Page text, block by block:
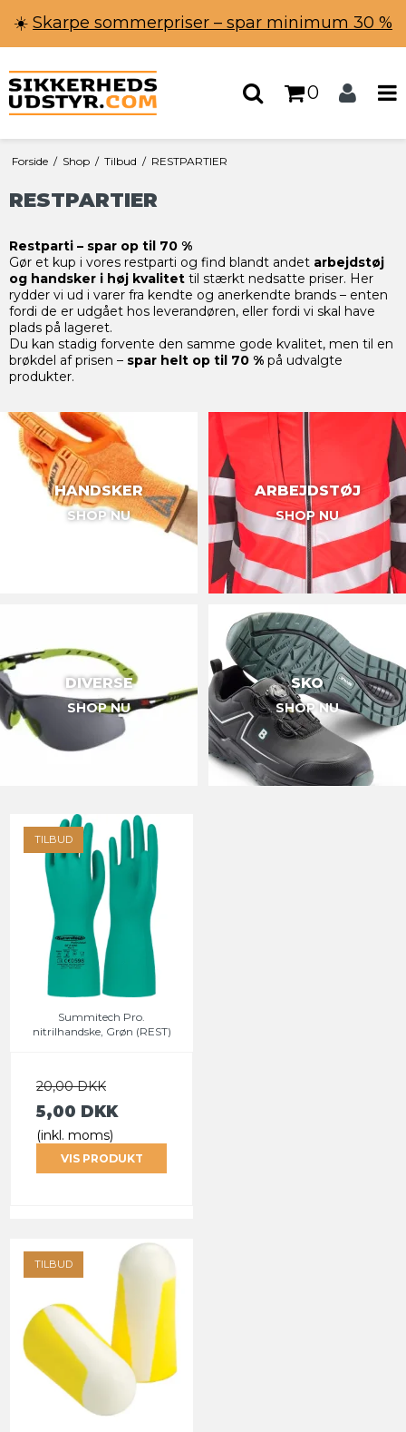
☀️ Skarpe sommerpriser – spar minimum 30 %
0
Forside / Shop / Tilbud / RESTPARTIER
RESTPARTIER
Restparti – spar op til 70 %
Gør et kup i vores restparti og find blandt andet arbejdstøj
og handsker i høj kvalitet til stærkt nedsatte priser. Her
rydder vi ud i varer fra kendte og anerkendte brands – enten
fordi de er udgået hos leverandøren, eller fordi vi skal have
plads på lageret.
Du kan stadig forvente den samme gode kvalitet, men til en
brøkdel af prisen – spar helt op til 70 % på udvalgte
produkter.
HANDSKER
SHOP NU
ARBEJDSTØJ
SHOP NU
DIVERSE
SHOP NU
SKO
SHOP NU
TILBUD
Summitech Pro.
nitrilhandske, Grøn (REST)
20,00 DKK
5,00 DKK
(inkl. moms)
VIS PRODUKT
TILBUD